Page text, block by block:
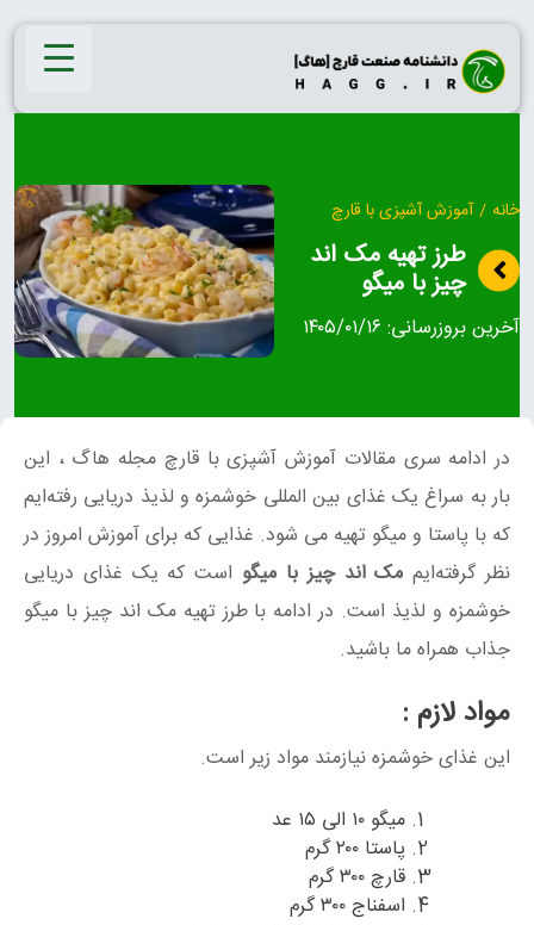
Skip
content
خانه / آموزش آشپزی با قارچ
طرز تهیه مک اند
چیز با میگو
آخرین بروزرسانی: ۱۴۰۵/۰۱/۱۶
در ادامه سری مقالات آموزش آشپزی با قارچ مجله هاگ ، این
بار به سراغ یک غذای بین المللی خوشمزه و لذیذ دریایی رفته‌ایم
که با پاستا و میگو تهیه می شود. غذایی که برای آموزش امروز در
نظر گرفته‌ایم مک اند چیز با میگو است که یک غذای دریایی
خوشمزه و لذیذ است. در ادامه با طرز تهیه مک اند چیز با میگو
جذاب همراه ما باشید.
مواد لازم :
این غذای خوشمزه نیازمند مواد زیر است.
میگو ۱۰ الی ۱۵ عد
پاستا ۲۰۰ گرم
قارچ ۳۰۰ گرم
اسفناج ۳۰۰ گرم